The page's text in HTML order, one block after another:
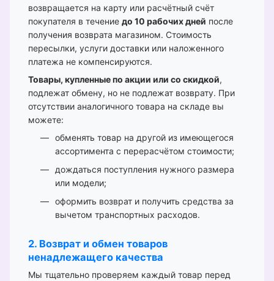
возвращается на карту или расчётный счёт
покупателя в течение до 10 рабочих дней после
получения возврата магазином. Стоимость
пересылки, услуги доставки или наложенного
платежа не компенсируются.
Товары, купленные по акции или со скидкой,
подлежат обмену, но не подлежат возврату. При
отсутствии аналогичного товара на складе вы
можете:
обменять товар на другой из имеющегося
ассортимента с перерасчётом стоимости;
дождаться поступления нужного размера
или модели;
оформить возврат и получить средства за
вычетом транспортных расходов.
2. Возврат и обмен товаров
ненадлежащего качества
Мы тщательно проверяем каждый товар перед